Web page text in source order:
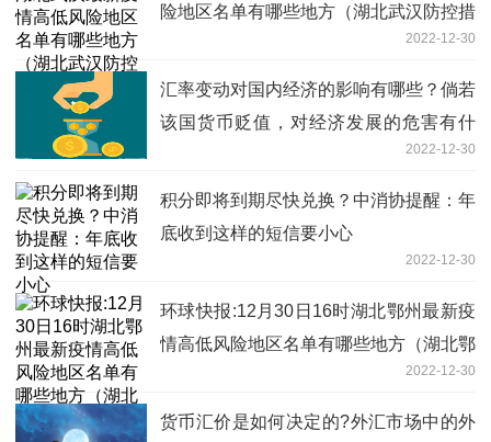
险地区名单有哪些地方（湖北武汉防控措
2022-12-30
汇率变动对国内经济的影响有哪些？倘若
该国货币贬值，对经济发展的危害有什
2022-12-30
积分即将到期尽快兑换？中消协提醒：年
底收到这样的短信要小心
2022-12-30
环球快报:12月30日16时湖北鄂州最新疫
情高低风险地区名单有哪些地方（湖北鄂
2022-12-30
货币汇价是如何决定的?外汇市场中的外